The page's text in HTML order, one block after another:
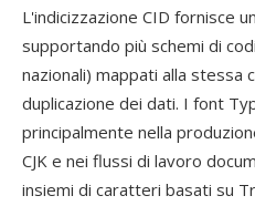
L'indicizzazione CID fornisce
supportando più schemi di
nazionali) mappati alla stessa
duplicazione dei dati. I font
principalmente nella
CJK e nei flussi di lavoro
insiemi di caratteri basati su